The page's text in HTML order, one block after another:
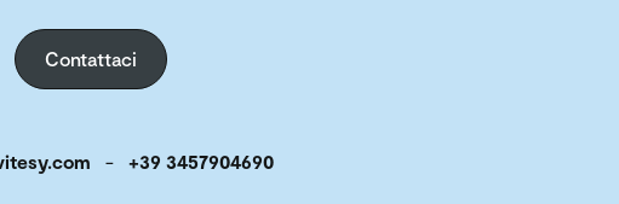
Contattaci
- +39 3457904690